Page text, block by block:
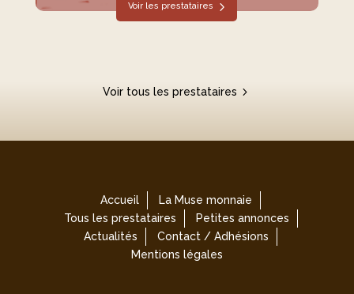
Voir les prestataires
Voir tous les prestataires
Accueil
La Muse monnaie
Tous les prestataires
Petites annonces
Actualités
Contact / Adhésions
Mentions légales